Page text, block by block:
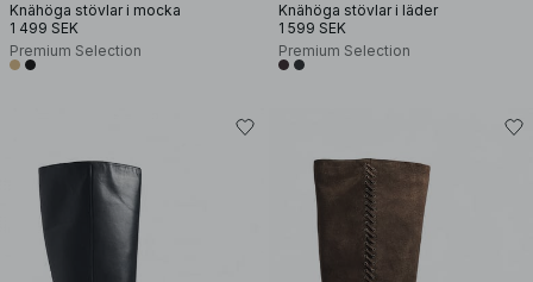
Knähöga stövlar i mocka
1 499 SEK
Premium Selection
Knähöga stövlar i läder
1 599 SEK
Premium Selection